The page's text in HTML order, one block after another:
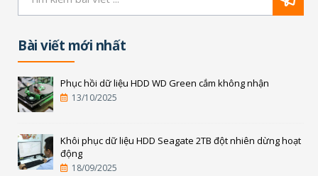
Bài viết mới nhất
Phục hồi dữ liệu HDD WD Green cắm không nhận
13/10/2025
Khôi phục dữ liệu HDD Seagate 2TB đột nhiên dừng hoạt
động
18/09/2025